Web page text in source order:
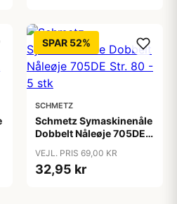
SPAR 52%
SCHMETZ
Schmetz Symaskinenåle
Dobbelt Nåleøje 705DE
VEJL. PRIS 69,00 KR
32,95 kr